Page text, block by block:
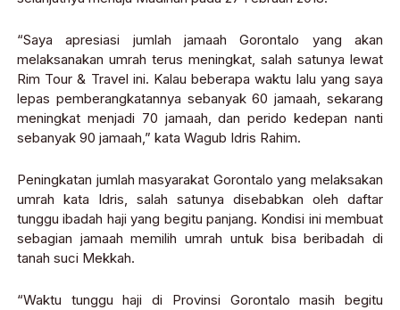
“Saya apresiasi jumlah jamaah Gorontalo yang akan
melaksanakan umrah terus meningkat, salah satunya lewat
Rim Tour & Travel ini. Kalau beberapa waktu lalu yang saya
lepas pemberangkatannya sebanyak 60 jamaah, sekarang
meningkat menjadi 70 jamaah, dan perido kedepan nanti
sebanyak 90 jamaah,” kata Wagub Idris Rahim.
Peningkatan jumlah masyarakat Gorontalo yang melaksakan
umrah kata Idris, salah satunya disebabkan oleh daftar
tunggu ibadah haji yang begitu panjang. Kondisi ini membuat
sebagian jamaah memilih umrah untuk bisa beribadah di
tanah suci Mekkah.
“Waktu tunggu haji di Provinsi Gorontalo masih begitu